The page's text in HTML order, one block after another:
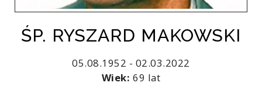
ŚP. RYSZARD MAKOWSKI
05.08.1952 - 02.03.2022
Wiek: 69 lat